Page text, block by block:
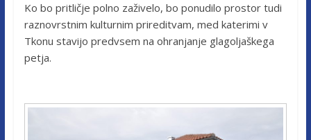
Ko bo pritličje polno zaživelo, bo ponudilo prostor tudi
raznovrstnim kulturnim prireditvam, med katerimi v
Tkonu stavijo predvsem na ohranjanje glagoljaškega
petja.